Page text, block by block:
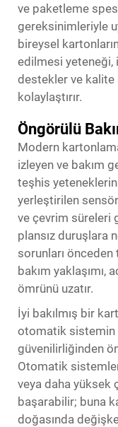
ve paketleme
gereksinimleriyle
bireysel
edilmesi
destekler ve kalite
kolaylaştırır.
Öngörülü
Modern
izleyen ve bakım
teşhis
yerleştirilen
ve çevrim süreleri
plansız duruşlara
sorunları
bakım yaklaşımı,
ömrünü uzatır.
İyi bakılmış bir
otomatik sistemin
güvenilirliğinden
Otomatik
veya daha yüksek
başarabilir; buna
doğasında